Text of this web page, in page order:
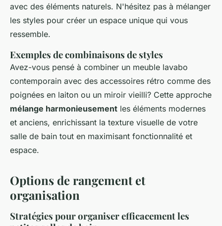
avec des éléments naturels. N'hésitez pas à mélanger
les styles pour créer un espace unique qui vous
ressemble.
Exemples de combinaisons de styles
Avez-vous pensé à combiner un meuble lavabo
contemporain avec des accessoires rétro comme des
poignées en laiton ou un miroir vieilli? Cette approche
mélange harmonieusement les éléments modernes
et anciens, enrichissant la texture visuelle de votre
salle de bain tout en maximisant fonctionnalité et
espace.
Options de rangement et
organisation
Stratégies pour organiser efficacement les